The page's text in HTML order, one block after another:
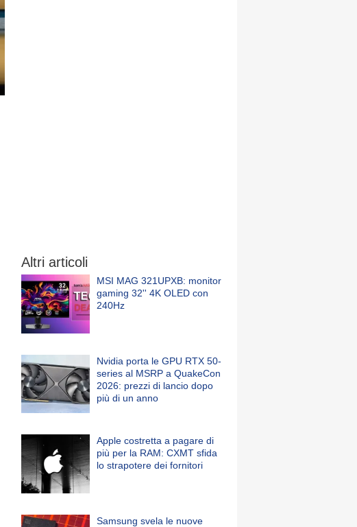
Altri articoli
MSI MAG 321UPXB: monitor
gaming 32'' 4K OLED con
240Hz
Nvidia porta le GPU RTX 50-
series al MSRP a QuakeCon
2026: prezzi di lancio dopo
più di un anno
Apple costretta a pagare di
più per la RAM: CXMT sfida
lo strapotere dei fornitori
Samsung svela le nuove